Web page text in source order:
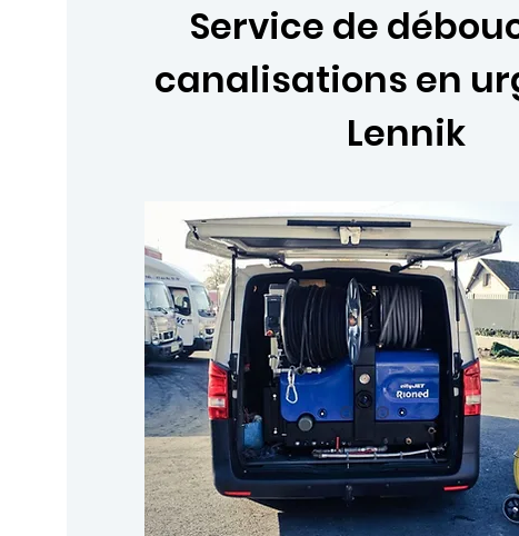
Service de
canalisations en
Lennik